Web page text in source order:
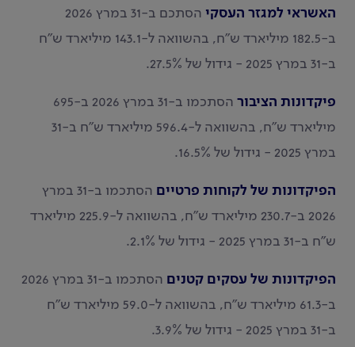
האשראי למגזר העסקי
הסתכם ב-31 במרץ 2026
ב-182.5 מיליארד ש"ח, בהשוואה ל-143.1 מיליארד ש"ח
ב-31 במרץ 2025 - גידול של 27.5%.
פיקדונות הציבור
הסתכמו ב-31 במרץ 2026 ב-695
מיליארד ש"ח, בהשוואה ל-596.4 מיליארד ש"ח ב-31
במרץ 2025 - גידול של 16.5%.
הפיקדונות של לקוחות פרטיים
הסתכמו ב-31 במרץ
2026 ב-230.7 מיליארד ש"ח, בהשוואה ל-225.9 מיליארד
ש"ח ב-31 במרץ 2025 - גידול של 2.1%.
הפיקדונות של עסקים קטנים
הסתכמו ב-31 במרץ 2026
ב-61.3 מיליארד ש"ח, בהשוואה ל-59.0 מיליארד ש"ח
ב-31 במרץ 2025 - גידול של 3.9%.